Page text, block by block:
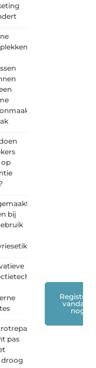
op
bij
pas
Registreer
vandaag
nog